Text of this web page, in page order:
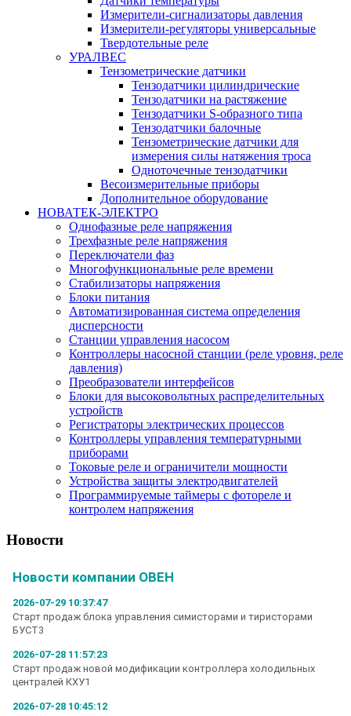
Измерители-сигнализаторы давления
Измерители-регуляторы универсальные
Твердотельные реле
УРАЛВЕС
Тензометрические датчики
Тензодатчики цилиндрические
Тензодатчики на растяжение
Тензодатчики S-образного типа
Тензодатчики балочные
Тензометрические датчики для
измерения силы натяжения троса
Одноточечные тензодатчики
Весоизмерительные приборы
Дополнительное оборудование
НОВАТЕК-ЭЛЕКТРО
Однофазные реле напряжения
Трехфазные реле напряжения
Переключатели фаз
Многофункциональные реле времени
Стабилизаторы напряжения
Блоки питания
Автоматизированная система определения
дисперсности
Станции управления насосом
Контроллеры насосной станции (реле уровня, реле
давления)
Преобразователи интерфейсов
Блоки для высоковольтных распределительных
устройств
Регистраторы электрических процессов
Контроллеры управления температурными
приборами
Токовые реле и ограничители мощности
Устройства защиты электродвигателей
Программируемые таймеры с фотореле и
контролем напряжения
Новости